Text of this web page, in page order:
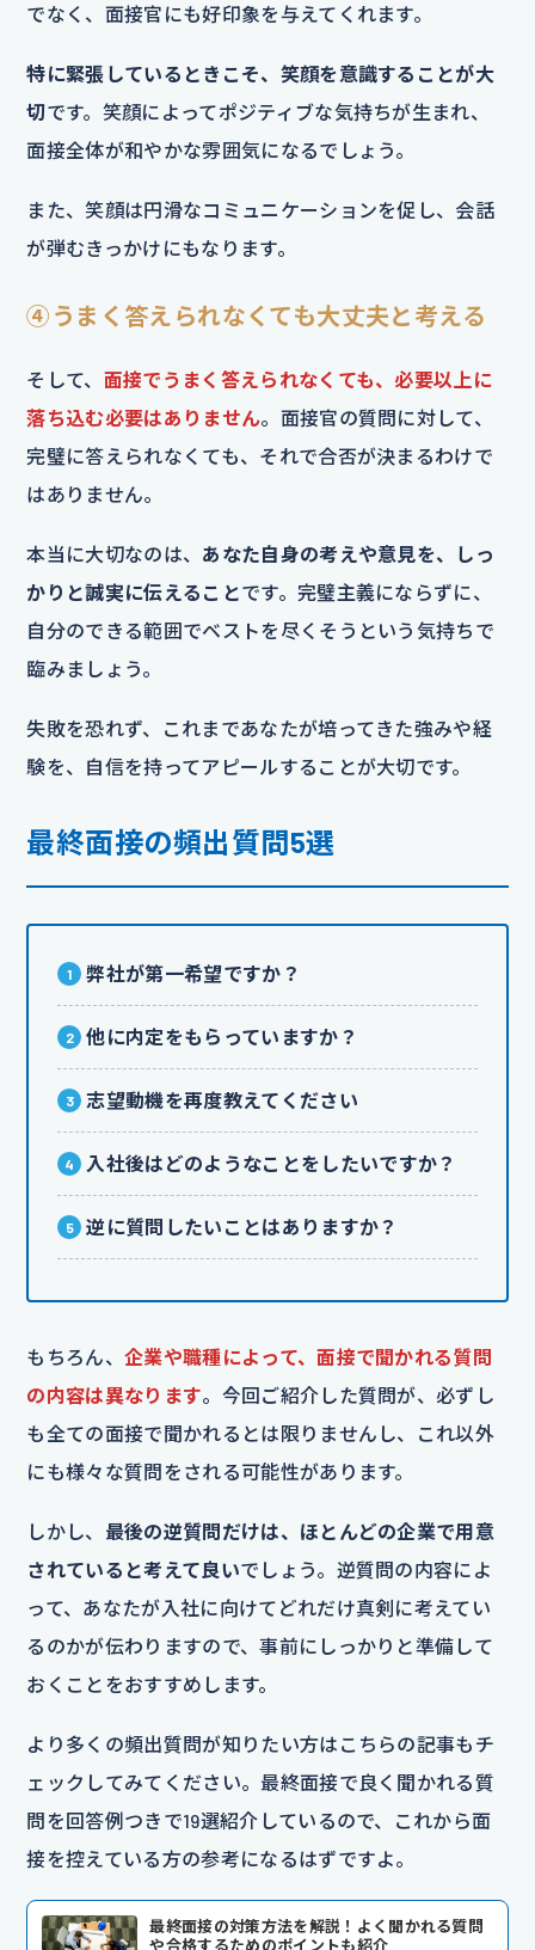
でなく、面接官にも好印象を与えてくれます。
特に緊張しているときこそ、笑顔を意識することが大
切です。笑顔によってポジティブな気持ちが生まれ、
面接全体が和やかな雰囲気になるでしょう。
また、笑顔は円滑なコミュニケーションを促し、会話
が弾むきっかけにもなります。
④うまく答えられなくても大丈夫と考える
そして、 面接でうまく答えられなくても、必要以上に
落ち込む必要はありません。面接官の質問に対して、
完璧に答えられなくても、それで合否が決まるわけで
はありません。
本当に大切なのは、 あなた自身の考えや意見を、しっ
かりと誠実に伝えること です。完璧主義にならずに、
自分のできる範囲でベストを尽くそうという気持ちで
臨みましょう。
失敗を恐れず、これまであなたが培ってきた強みや経
験を、自信を持ってアピールすることが大切です。
最終面接の頻出質問5選
弊社が第一希望ですか？
他に内定をもらっていますか？
志望動機を再度教えてください
入社後はどのようなことをしたいですか？
逆に質問したいことはありますか？
もちろん、 企業や職種によって、面接で聞かれる質問
の内容は異なります。今回ご紹介した質問が、必ずし
も全ての面接で聞かれるとは限りませんし、これ以外
にも様々な質問をされる可能性があります。
しかし、 最後の逆質問だけは、ほとんどの企業で用意
されていると考えて良いでしょう。逆質問の内容によ
って、あなたが入社に向けてどれだけ真剣に考えてい
るのかが伝わりますので、事前にしっかりと準備して
おくことをおすすめします。
より多くの頻出質問が知りたい方はこちらの記事もチ
ェックしてみてください。最終面接で良く聞かれる質
問を回答例つきで19選紹介しているので、これから面
接を控えている方の参考になるはずですよ。
最終面接の対策方法を解説！よく聞かれる質問
や合格するためのポイントも紹介